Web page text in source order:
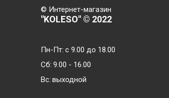
© Интернет-магазин
"KOLESO" © 2022
Пн-Пт:с 9.00 до 18.00
Сб: 9.00 - 16.00
Bc: выходной